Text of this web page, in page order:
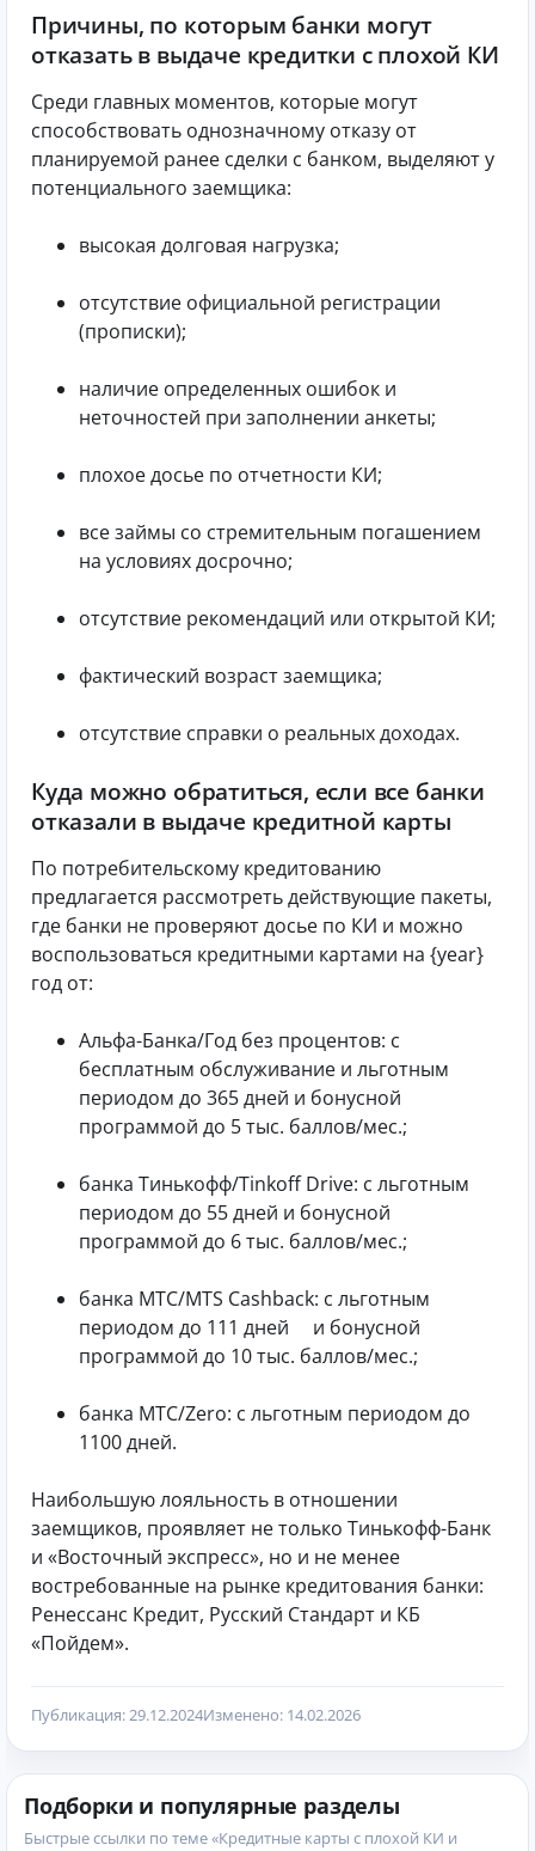
Причины, по которым банки могут
отказать в выдаче кредитки с плохой КИ
Среди главных моментов, которые могут
способствовать однозначному отказу от
планируемой ранее сделки с банком, выделяют у
потенциального заемщика:
высокая долговая нагрузка;
отсутствие официальной регистрации
(прописки);
наличие определенных ошибок и
неточностей при заполнении анкеты;
плохое досье по отчетности КИ;
все займы со стремительным погашением
на условиях досрочно;
отсутствие рекомендаций или открытой КИ;
фактический возраст заемщика;
отсутствие справки о реальных доходах.
Куда можно обратиться, если все банки
отказали в выдаче кредитной карты
По потребительскому кредитованию
предлагается рассмотреть действующие пакеты,
где банки не проверяют досье по КИ и можно
воспользоваться кредитными картами на {year}
год от:
Альфа-Банка/Год без процентов: с
бесплатным обслуживание и льготным
периодом до 365 дней и бонусной
программой до 5 тыс. баллов/мес.;
банка Тинькофф/Tinkoff Drive: с льготным
периодом до 55 дней и бонусной
программой до 6 тыс. баллов/мес.;
банка МТС/МТS Cashback: с льготным
периодом до 111 дней и бонусной
программой до 10 тыс. баллов/мес.;
банка МТС/Zero: с льготным периодом до
1100 дней.
Наибольшую лояльность в отношении
заемщиков, проявляет не только Тинькофф-Банк
и «Восточный экспресс», но и не менее
востребованные на рынке кредитования банки:
Ренессанс Кредит, Русский Стандарт и КБ
«Пойдем».
Публикация: 29.12.2024Изменено: 14.02.2026
Подборки и популярные разделы
Быстрые ссылки по теме «Кредитные карты с плохой КИ и